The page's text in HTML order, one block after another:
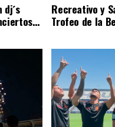
Recreativo y
Trofeo de la